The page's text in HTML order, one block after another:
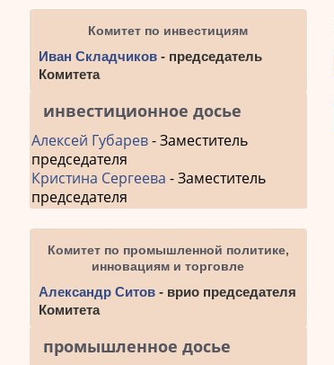
Комитет по инвестициям
Иван Складчиков - председатель
Комитета
инвестиционное досье
Алексей Губарев- Заместитель
председателя
Кристина Сергеева - Заместитель
председателя
Комитет по промышленной политике,
инновациям и торговле
Александр Ситов - врио председателя
Комитета
промышленное досье